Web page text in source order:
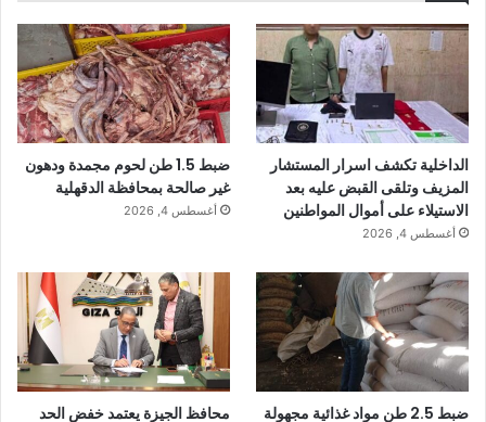
الداخلية تكشف اسرار المستشار
المزيف وتلقى القبض عليه بعد
الاستيلاء على أموال المواطنين
أغسطس 4, 2026
ضبط 1.5 طن لحوم مجمدة ودهون
غير صالحة بمحافظة الدقهلية
أغسطس 4, 2026
ضبط 2.5 طن مواد غذائية مجهولة
محافظ الجيزة يعتمد خفض الحد